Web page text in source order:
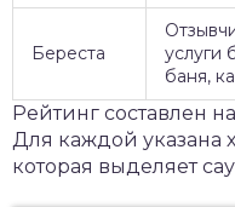
Береста
услуги
баня,
Рейтинг составлен
Для каждой указана
которая выделяет